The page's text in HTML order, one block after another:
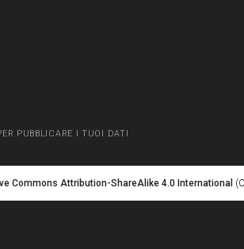
PUBBLICARE I TUOI DATI
Commons Attribution-ShareAlike 4.0 International